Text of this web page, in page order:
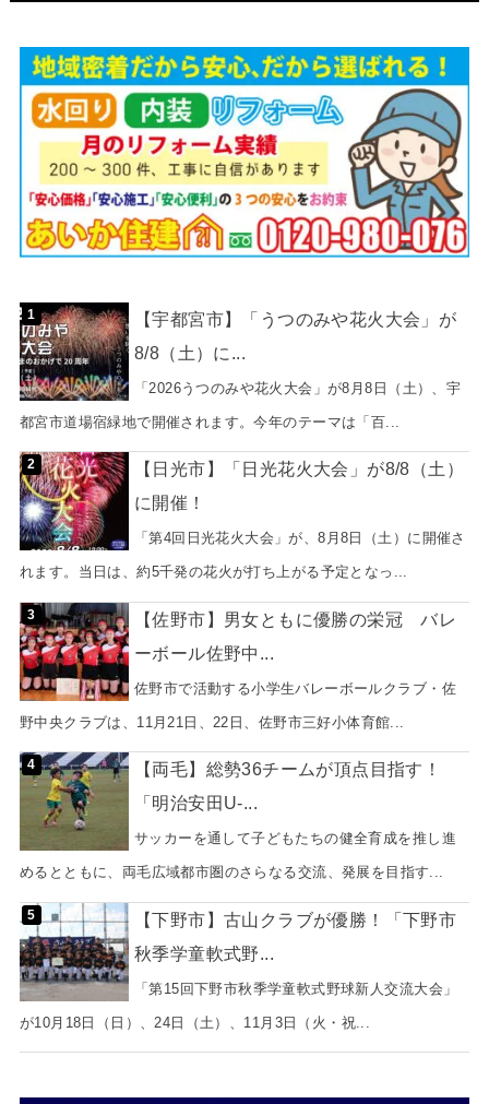
【宇都宮市】「うつのみや花火大会」が
8/8（土）に...
「2026うつのみや花火大会」が8月8日（土）、宇
都宮市道場宿緑地で開催されます。今年のテーマは「百...
【日光市】「日光花火大会」が8/8（土）
に開催！
「第4回日光花火大会」が、8月8日（土）に開催さ
れます。当日は、約5千発の花火が打ち上がる予定となっ...
【佐野市】男女ともに優勝の栄冠 バレ
ーボール佐野中...
佐野市で活動する小学生バレーボールクラブ・佐
野中央クラブは、11月21日、22日、佐野市三好小体育館...
【両毛】総勢36チームが頂点目指す！
「明治安田U-...
サッカーを通して子どもたちの健全育成を推し進
めるとともに、両毛広域都市圏のさらなる交流、発展を目指す...
【下野市】古山クラブが優勝！「下野市
秋季学童軟式野...
「第15回下野市秋季学童軟式野球新人交流大会」
が10月18日（日）、24日（土）、11月3日（火・祝...